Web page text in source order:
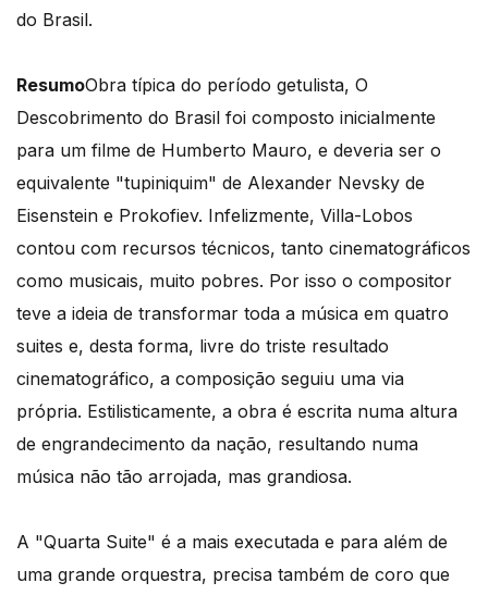
do Brasil.
ResumoObra típica do período getulista, O
Descobrimento do Brasil foi composto inicialmente
para um filme de Humberto Mauro, e deveria ser o
equivalente "tupiniquim" de Alexander Nevsky de
Eisenstein e Prokofiev. Infelizmente, Villa-Lobos
contou com recursos técnicos, tanto cinematográficos
como musicais, muito pobres. Por isso o compositor
teve a ideia de transformar toda a música em quatro
suites e, desta forma, livre do triste resultado
cinematográfico, a composição seguiu uma via
própria. Estilisticamente, a obra é escrita numa altura
de engrandecimento da nação, resultando numa
música não tão arrojada, mas grandiosa.
A "Quarta Suite" é a mais executada e para além de
uma grande orquestra, precisa também de coro que